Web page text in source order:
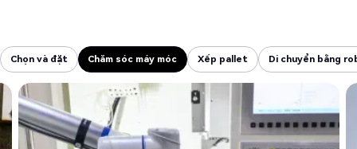
Chọn và đặt
Chọn và đặt
Chăm sóc máy móc
Chăm sóc máy móc
Xếp pallet
Xếp pallet
Di chuyển bằng
Di chuyển bằng